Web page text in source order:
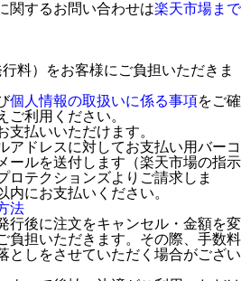
関するお問い合わせは楽天市場まで
行料）をお客様にご負担いただきま
個人情報の取扱いに係る事項をご確
ご利用ください。
支払いいただけます。
アドレスに対してお支払い用バーコ
ールを送付します（楽天市場の指示
ロテクションズよりご請求しま
内にお支払いください。
法
行後に注文をキャンセル・金額を変
負担いただきます。その際、手数料
としをさせていただく場合がござい